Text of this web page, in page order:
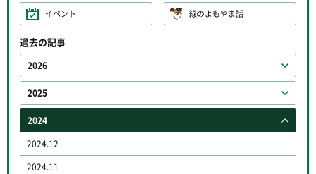
イベント 緑のよもやま話
過去の記事
2026
2025
2024
2024.12
2024.11